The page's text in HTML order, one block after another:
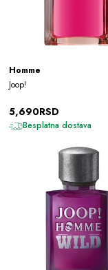
Homme
Joop!
5,690RSD
Besplatna dostava